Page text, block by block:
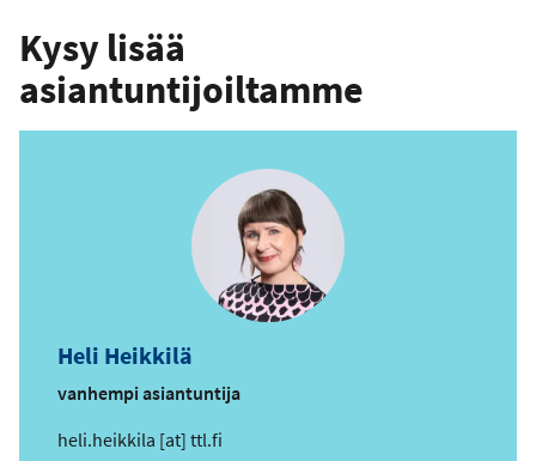
Kysy lisää
asiantuntijoiltamme
Heli Heikkilä
vanhempi asiantuntija
s
heli.heikkila [at] ttl.fi